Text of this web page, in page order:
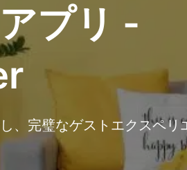
プリ -
、完璧なゲストエクスペリ